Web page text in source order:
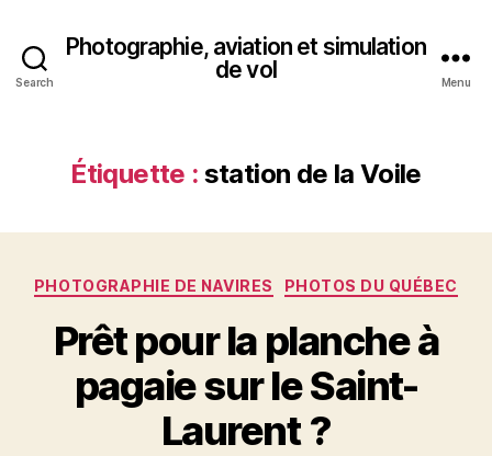
Search
Photographie, aviation et simulation
de vol
Menu
Étiquette : station de la Voile
Catégories
PHOTOGRAPHIE DE NAVIRES PHOTOS DU QUÉBEC
Prêt pour la planche à
pagaie sur le Saint-
Laurent ?